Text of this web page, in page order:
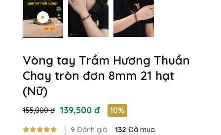
Vòng tay Trầm Hương Thuần
Chay tròn đơn 8mm 21 hạt
(Nữ)
155,000 đ 139,500 đ 10%
9 Đánh giá 132 Đã mua